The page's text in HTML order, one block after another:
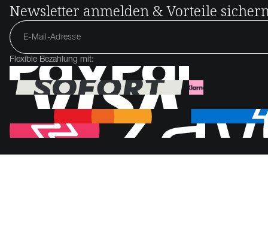
Newsletter anmelden & Vorteile
Flexible Bezahlung mit: